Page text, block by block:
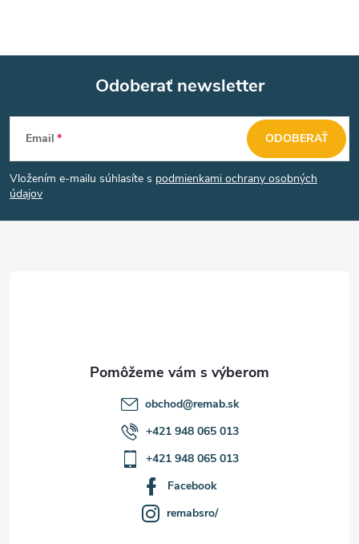
Z
á
p
Odoberať newsletter
Email
Vložením e-mailu súhlasíte s podmienkami ochrany osobných
údajov
ODOBERAŤ
obchod@remab.sk
+421 948 065 013
+421 948 065 013
Facebook
remabsro/